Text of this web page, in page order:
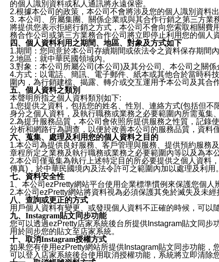
的個人識別資料或私人通訊將永遠保密。
2.根據本公司的政策，本公司不會將涉及您的個人識別資料
3. 本公司、所屬集團、關係企業或與其合作行銷之第三方
將提供您表示拒絕行銷之方式，本公司不會向您索取相關
務合作公司或第三方業務合作公司將立即停止利用您的個人
四、個人資料利用之期間、地區、對象及方式如下
1.期間：您同意於本公司存續期間或依法令之資料保存期間
2.地區：就中華民國領域內。
3.對象：本公司所屬公司(本公司)及其分公司、本公司之關
4.方式：以電話、簡訊、電子郵件、紙本或其他合於當時科
圍內，為行銷建檔、揭露、轉介或交互運用予本公司及其合
五、個人資料之類別
本聲明所指之個人資料類別如下:
1.您提供之資料，包括您的姓名、性別、連絡方式(包括但
身分之個人資料，及執行職務或業務之必要範圍內所需蒐集
2.為提升服務品質，本公司會依照所提供服務之性質，記錄
分析和網路行為調查，以便於改善本公司的服務品質，資料
六、蒐集、處理及利用您的個人資料之目的
1.本公司為提供良好服務、客戶管理與服務、提供預約服務
章程所定之業務及執行職務或業務之必要範圍內等以及為本
2.本公司僅蒐集為執行上述特定目的所必要提供之個人資料
傳真)，於中華民國境內及法令許可之範圍內加以處理及利用。
七、資料安全性
1、本公司ezPretty網站平台使用企業標準慣例來保護您個
2.本公司ezPretty網站將資料視為必須保護其免於滅失及未
八、查詢或更正的方式
用戶個人資料有變更、或發現個人資料不正確的時候，可以
九、Instagram貼文同步功能
您可以透過ezPretty店家系統後台所提供Instagram貼文同
用於同步您的貼文至店家系統。
十、取消Instagram授權方式
如果您有使用ezPretty網站所提供Instagram貼文同步功能
可以登入店家系統後台使用取消授權功能，系統將立即清除